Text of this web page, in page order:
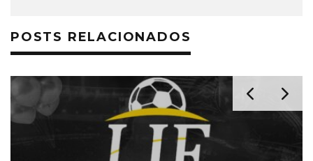
POSTS RELACIONADOS